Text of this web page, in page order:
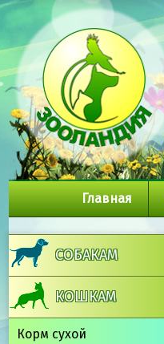
Главная
СОБАКАМ
КОШКАМ
Корм сухой